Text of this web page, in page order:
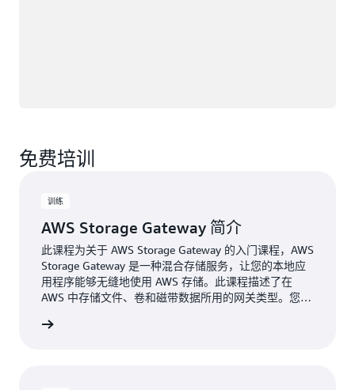
免费培训
训练
AWS Storage Gateway 简介
此课程为关于 AWS Storage Gateway 的入门课程，AWS
Storage Gateway 是一种混合存储服务，让您的本地应
用程序能够无缝地使用 AWS 存储。此课程描述了在
AWS 中存储文件、卷和磁带数据所用的网关类型。您可
存、与 AWS 服务集成和成本效益提供的支持。当中也